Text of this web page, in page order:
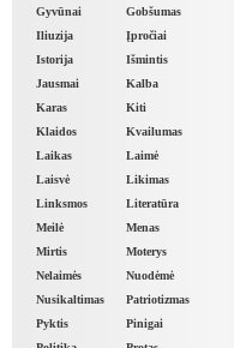
Gyvūnai
Gobšumas
Iliuzija
Įpročiai
Istorija
Išmintis
Jausmai
Kalba
Karas
Kiti
Klaidos
Kvailumas
Laikas
Laimė
Laisvė
Likimas
Linksmos
Literatūra
Meilė
Menas
Mirtis
Moterys
Nelaimės
Nuodėmė
Nusikaltimas
Patriotizmas
Pyktis
Pinigai